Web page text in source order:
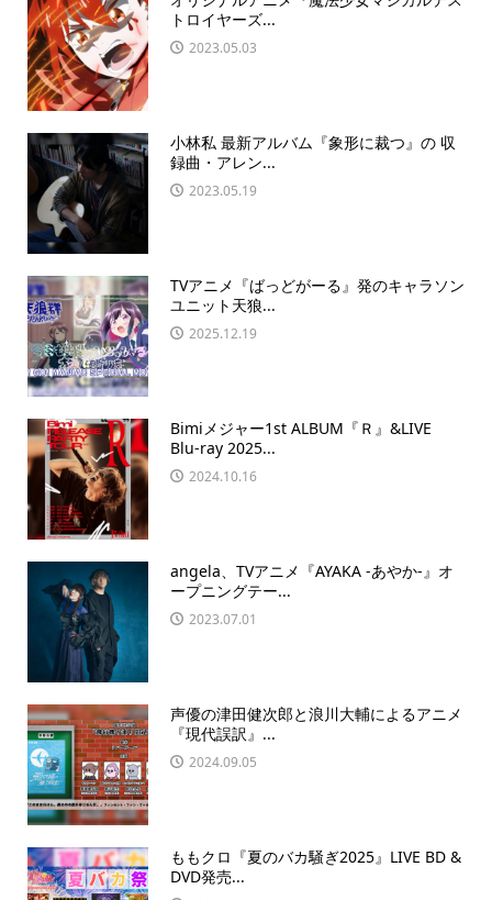
トロイヤーズ...
2023.05.03
小林私 最新アルバム『象形に裁つ』の 収
録曲・アレン...
2023.05.19
TVアニメ『ばっどがーる』発のキャラソン
ユニット天狼...
2025.12.19
Bimiメジャー1st ALBUM『Ｒ』&LIVE
Blu-ray 2025...
2024.10.16
angela、TVアニメ『AYAKA -あやか-』オ
ープニングテー...
2023.07.01
声優の津田健次郎と浪川大輔によるアニメ
『現代誤訳』...
2024.09.05
ももクロ『夏のバカ騒ぎ2025』LIVE BD &
DVD発売...